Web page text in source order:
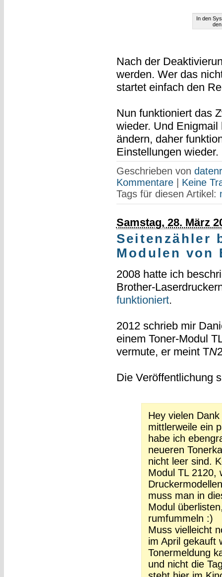
In den
Nach der
werden. Wer das
startet einfach den
Nun funktioniert das
wieder. Und
ändern, daher
Einstellungen wieder.
Geschrieben von
Kommentare| Keine
Tags für diesen Artikel:
Samstag, 28. März
Seitenzähler
Modulen von
2008 hatte ich
Brother-
funktioniert.
2012 schrieb mir
einem Toner-Modul
vermute, er meint TN
Die Veröffentlichung
Hey vielen
mittlerweile ein
habe ich
neueren
nicht leer sind.
Modul TL 2120,
muss man in
Modul
rumfummeln :)
Muss vielleicht
im April gekauft
Tonermeldung
und nicht die